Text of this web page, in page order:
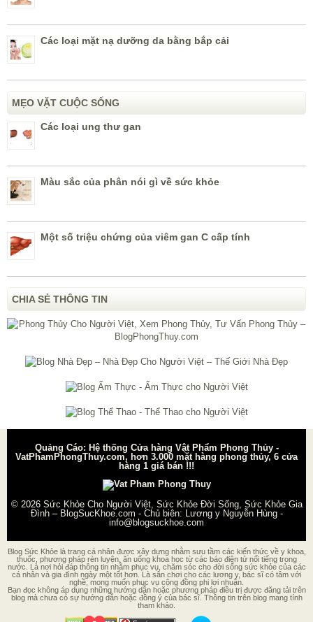
Các loại mặt nạ dưỡng da bằng bắp cải
MẸO VẶT CUỘC SỐNG
Các loại ung thư gan
Màu sắc của phân nói gì về sức khỏe
Một số triệu chứng của viêm gan C cấp tính
CHIA SẺ THÔNG TIN
Quảng Cáo: Hệ thống Cửa hàng Vật Phẩm Phong Thủy -
VatPhamPhongThuy.com, hơn 3.000 mặt hàng phong thủy, 6 cửa
hàng 1 giá bán !!!
© 2026 Sức Khỏe Cho Người Việt, Sức Khỏe Đời Sống, Sức Khỏe Gia
Đình – BlogSucKhoe.com - Chủ biên: Lương y Nguyễn Hùng-
info@blogsuckhoe.com
Blog Sức Khỏe là trang cá nhân được xây dựng nhằm sưu tầm các kiến thức về y khoa,
thuốc, phương pháp rèn luyện, ăn uống khoa học từ các báo điện tử nổi tiếng trong
nước. Là nơi hỏi đáp thông tin nhằm phục vụ, chăm sóc cho đời sống sức khỏe của các
cá nhân và gia đình ngày một tốt hơn. Là sân chơi cho các lương y, bác sĩ có tâm với
nghề, mong muốn phục vụ cộng đồng phi lợi nhuận.
Bạn đọc không áp dụng những hướng dẫn hoặc phương pháp điều trị được đăng tải trên
blog mà chưa có sự hướng dẫn hoặc đồng ý của bác sĩ. Thông tin trên blog mang tính
tham khảo.